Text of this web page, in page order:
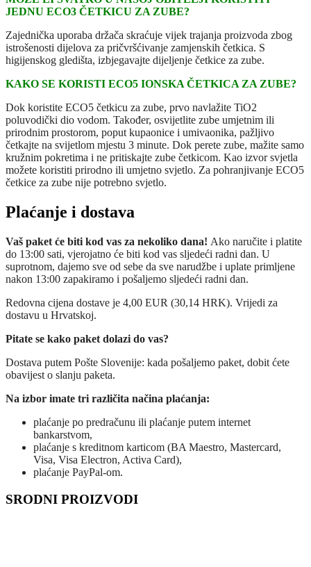
JEDNU ECO3 ČETKICU ZA ZUBE?
Zajednička uporaba držača skraćuje vijek trajanja proizvoda zbog
istrošenosti dijelova za pričvršćivanje zamjenskih četkica. S
higijenskog gledišta, izbjegavajte dijeljenje četkice za zube.
KAKO SE KORISTI ECO5 IONSKA ČETKICA ZA ZUBE?
Dok koristite ECO5 četkicu za zube, prvo navlažite TiO2
poluvodički dio vodom. Također, osvijetlite zube umjetnim ili
prirodnim prostorom, poput kupaonice i umivaonika, pažljivo
četkajte na svijetlom mjestu 3 minute. Dok perete zube, mažite samo
kružnim pokretima i ne pritiskajte zube četkicom. Kao izvor svjetla
možete koristiti prirodno ili umjetno svjetlo. Za pohranjivanje ECO5
četkice za zube nije potrebno svjetlo.
Plaćanje i dostava
Vaš paket će biti kod vas za nekoliko dana! Ako naručite i platite
do 13:00 sati, vjerojatno će biti kod vas sljedeći radni dan. U
suprotnom, dajemo sve od sebe da sve narudžbe i uplate primljene
nakon 13:00 zapakiramo i pošaljemo sljedeći radni dan.
Redovna cijena dostave je 4,00 EUR (30,14 HRK). Vrijedi za
dostavu u Hrvatskoj.
Pitate se kako paket dolazi do vas?
Dostava putem Pošte Slovenije: kada pošaljemo paket, dobit ćete
obavijest o slanju paketa.
Na izbor imate tri različita načina plaćanja:
plaćanje po predračunu ili plaćanje putem internet
bankarstvom,
plaćanje s kreditnom karticom (BA Maestro, Mastercard,
Visa, Visa Electron, Activa Card),
plaćanje PayPal-om.
SRODNI PROIZVODI